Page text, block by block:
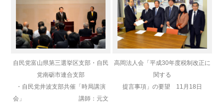
自民党富山県第三選挙区支部・自民
党南砺市連合支部
・自民党井波支部共催「時局講演
会」 講師：元文
高岡法人会「平成30年度税制改正に
関する
提言事項」の要望 11月18日